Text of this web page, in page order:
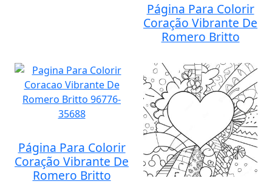
Página Para Colorir
Coração Vibrante De
Romero Britto
Página Para Colorir
Coração Vibrante De
Romero Britto